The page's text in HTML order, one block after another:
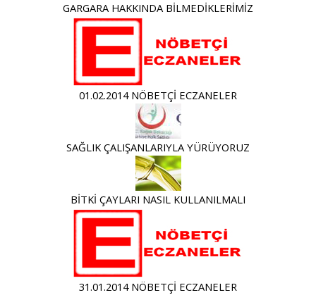
GARGARA HAKKINDA BİLMEDİKLERİMİZ
01.02.2014 NÖBETÇİ ECZANELER
SAĞLIK ÇALIŞANLARIYLA YÜRÜYORUZ
BİTKİ ÇAYLARI NASIL KULLANILMALI
31.01.2014 NÖBETÇİ ECZANELER